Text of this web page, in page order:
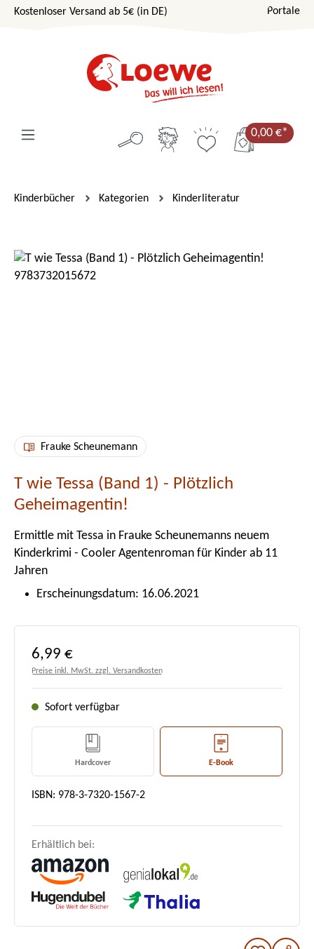
Zum Hauptinhalt springen
Kostenloser Versand ab 5€ (in DE) Portale
0,00 €*
Kinderbücher Kategorien Kinderliteratur
Bildergalerie überspringen
Frauke Scheunemann
T wie Tessa (Band 1) - Plötzlich
Geheimagentin!
Ermittle mit Tessa in Frauke Scheunemanns neuem
Kinderkrimi - Cooler Agentenroman für Kinder ab 11
Jahren
Erscheinungsdatum: 16.06.2021
Regulärer Preis:
6,99 €
Preise inkl. MwSt. zzgl. Versandkosten
Sofort verfügbar
Hardcover E-Book
ISBN: 978-3-7320-1567-2
Erhältlich bei: